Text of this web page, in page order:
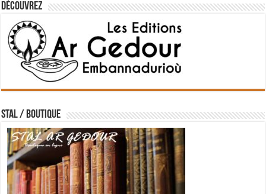
Découvrez
STAL / BOUTIQUE